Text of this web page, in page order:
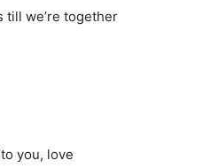
till we’re together
you, love